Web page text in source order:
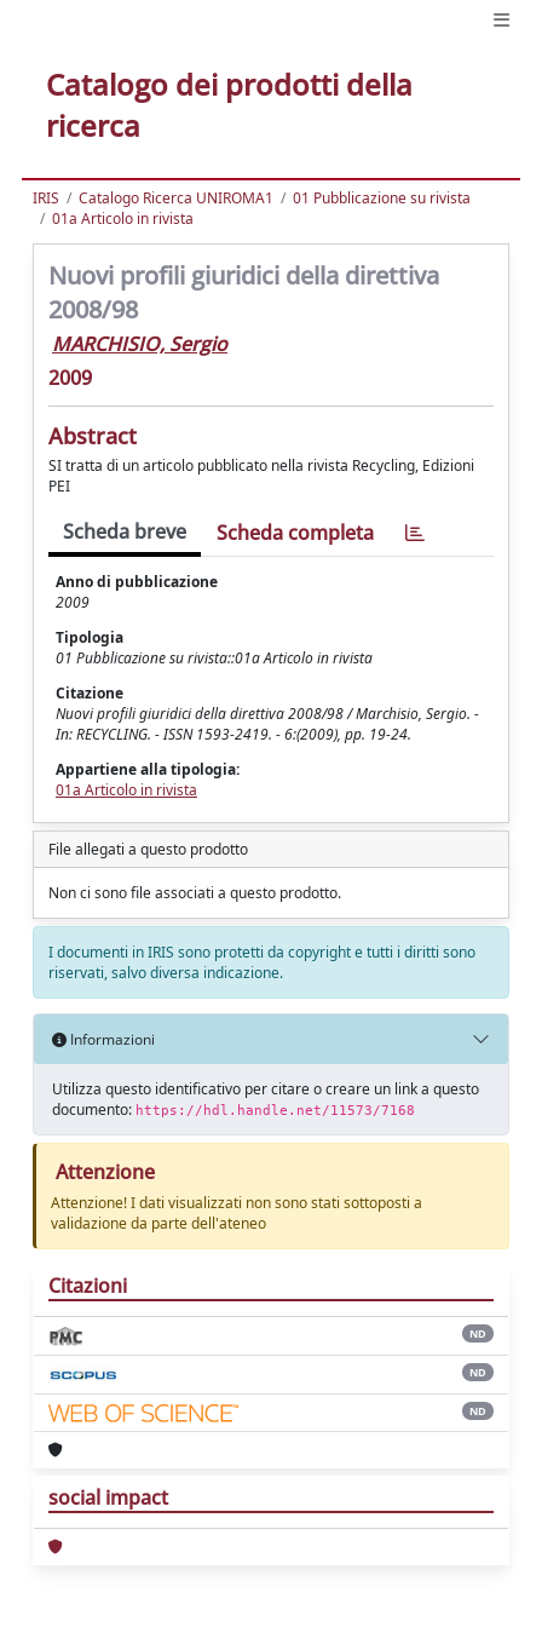
Catalogo dei prodotti della
ricerca
IRIS Catalogo Ricerca UNIROMA1
01 Pubblicazione su rivista
01a Articolo in rivista
Nuovi profili giuridici della direttiva
2008/98
MARCHISIO, Sergio
2009
Abstract
SI tratta di un articolo pubblicato nella rivista Recycling, Edizioni
PEI
Scheda breve Scheda completa
Anno di pubblicazione
2009
Tipologia
01 Pubblicazione su rivista::01a Articolo in rivista
Citazione
Nuovi profili giuridici della direttiva 2008/98 / Marchisio, Sergio. -
In: RECYCLING. - ISSN 1593-2419. - 6:(2009), pp. 19-24.
Appartiene alla tipologia:
01a Articolo in rivista
File allegati a questo prodotto
Non ci sono file associati a questo prodotto.
I documenti in IRIS sono protetti da copyright e tutti i diritti sono
riservati, salvo diversa indicazione.
Informazioni
Utilizza questo identificativo per citare o creare un link a questo
documento: https://hdl.handle.net/11573/7168
Attenzione
Attenzione! I dati visualizzati non sono stati sottoposti a
validazione da parte dell'ateneo
Citazioni
ND
ND
ND
social impact